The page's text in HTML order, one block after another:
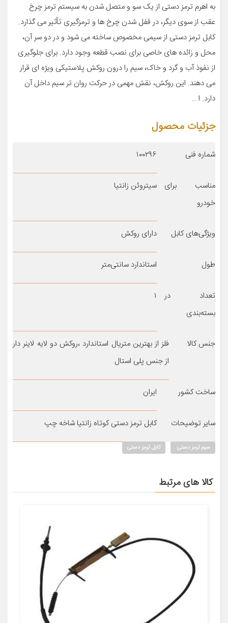
به اهرم ترمز دستی از یک سو و متصل شدن به سیستم ترمز چرخ
عقب از سوی دیگر، در قفل شدن چرخ ها و ترمزگیری تأثیر می گذارد.
کابل ترمز دستی از سیمی مخصوص ساخته می شود و در دو سر آن،
محل و زائده های خاصی برای نصب قطعه وجود دارد. برای جلوگیری
از نفوذ آب و گرد و خاک، سیم را درون روکش پلاستیکی ویژه ای قرار
می دهند. این روکش، نقش مهمی در حرکت روان تر سیم داخل آن
دارد. ا …
جزئیات محصول
شماره فنی ۱۰۰۲۹۶
مناسب برای
خودرو
سیتروئن زانتیا
ویژگی‌های کابل دارای روکش
طول استاندارد سانتی‌متر
تعداد در
بسته‌بندی
۱
جنس کالا
فلز از بهترین متریال استاندارد ،روکش دو لایه لاینر دار
از جنس پلی استال
ساخت کشور ایران
سایر توضیحات کابل ترمز دستی کوتاه زانتیا شاخه چپ
سیم ترمز دستی کابل ترمز دستی
کالا های مرتبط